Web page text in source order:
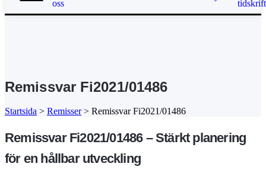
oss tidskrift
Remissvar Fi2021/01486
Startsida > Remisser> Remissvar Fi2021/01486
Remissvar Fi2021/01486 – Stärkt planering
för en hållbar utveckling